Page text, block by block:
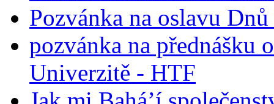
Pozvánka na oslavu
pozvánka na přednášku
Univerzitě - HTF